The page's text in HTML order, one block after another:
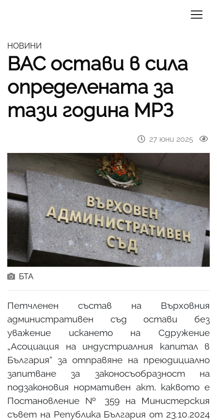
НОВИНИ
ВАС остави в сила
определената за
тази година МРЗ
27 юни 2025
БТА
Петчленен състав на Върховния
административен съд остави без
уважение искането на Сдружение
„Асоциация на индустриалния капитал в
България“ за отправяне на преюдициално
запитване за законосъобразност на
подзаконовия нормативен акт, каквото е
Постановление № 359 на Министерския
съвет на Република България от 23.10.2024